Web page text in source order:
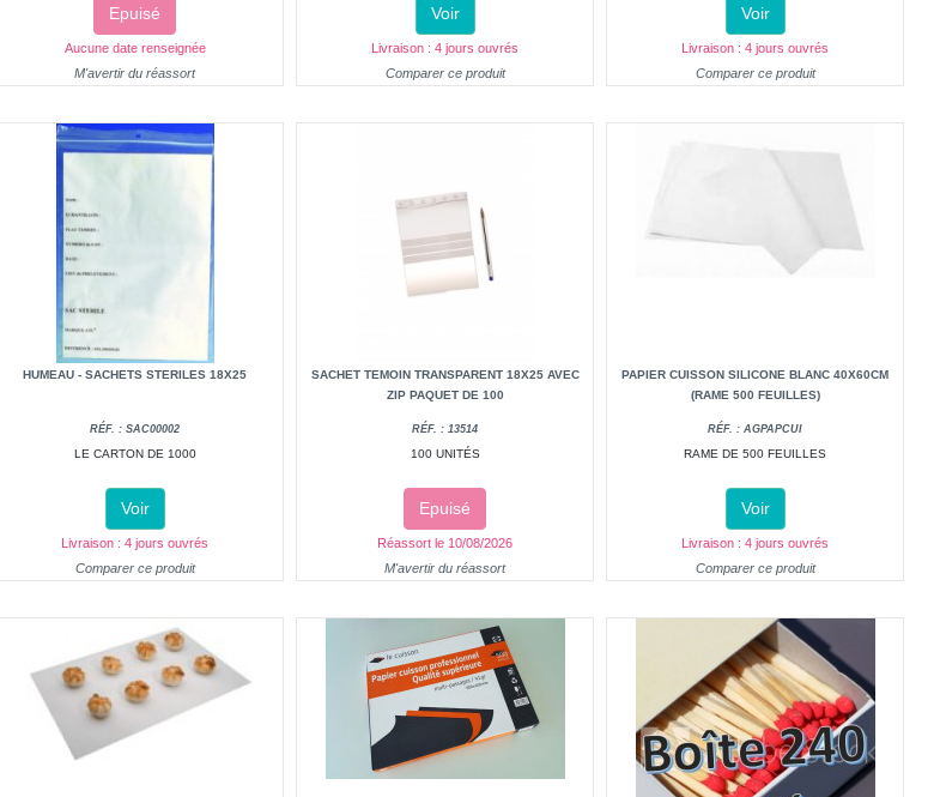
Epuisé
Aucune date renseignée
M'avertir du réassort
Voir
Livraison : 4 jours ouvrés
Comparer ce produit
Voir
Livraison : 4 jours ouvrés
Comparer ce produit
HUMEAU - SACHETS STERILES 18X25
RÉF. : SAC00002
LE CARTON DE 1000
Voir
Livraison : 4 jours ouvrés
Comparer ce produit
SACHET TEMOIN TRANSPARENT 18X25 AVEC
ZIP PAQUET DE 100
RÉF. : 13514
100 UNITÉS
Epuisé
Réassort le 10/08/2026
M'avertir du réassort
PAPIER CUISSON SILICONE BLANC 40X60CM
(RAME 500 FEUILLES)
RÉF. : AGPAPCUI
RAME DE 500 FEUILLES
Voir
Livraison : 4 jours ouvrés
Comparer ce produit